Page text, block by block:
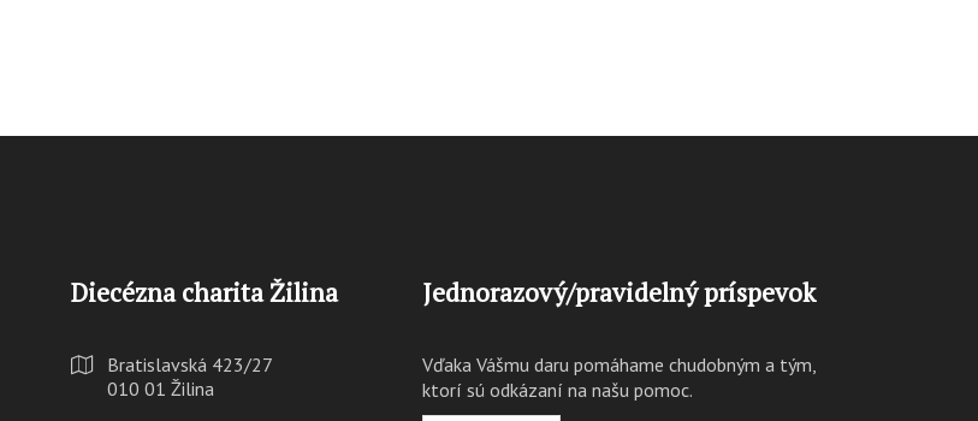
Diecézna charita Žilina
Bratislavská 423/27
010 01 Žilina
Jednorazový/pravidelný príspevok
Vďaka Vášmu daru pomáhame chudobným a tým,
ktorí sú odkázaní na našu pomoc.